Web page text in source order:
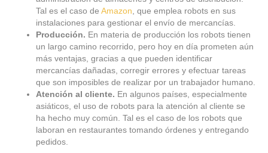
Tal es el caso de Amazon, que emplea robots en sus
instalaciones para gestionar el envío de mercancías.
Producción. En materia de producción los robots tienen
un largo camino recorrido, pero hoy en día prometen aún
más ventajas, gracias a que pueden identificar
mercancías dañadas, corregir errores y efectuar tareas
que son imposibles de realizar por un trabajador humano.
Atención al cliente. En algunos países, especialmente
asiáticos, el uso de robots para la atención al cliente se
ha hecho muy común. Tal es el caso de los robots que
laboran en restaurantes tomando órdenes y entregando
pedidos.